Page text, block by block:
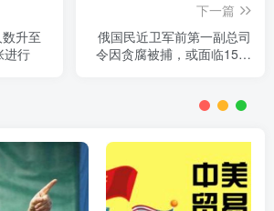
升至
进行
下一篇
俄国民近卫军前第一副总司
令因贪腐被捕，或面临15年